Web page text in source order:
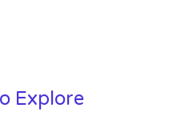
Explore